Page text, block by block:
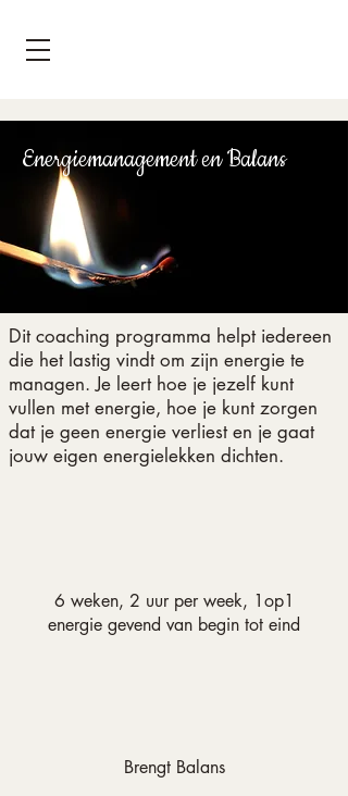
Energiemanagement en Balans
Dit coaching programma helpt iedereen
die het lastig vindt om zijn energie te
managen. Je leert hoe je jezelf kunt
vullen met energie, hoe je kunt zorgen
dat je geen energie verliest en je gaat
jouw eigen energielekken dichten.
6 weken, 2 uur per week, 1op1
energie gevend van begin tot eind
Brengt Balans